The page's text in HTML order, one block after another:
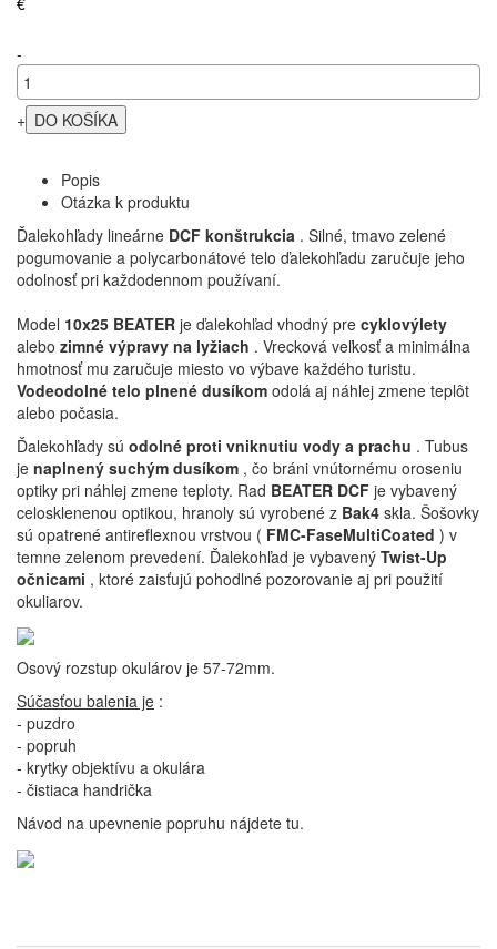
-
+
Popis
Otázka k produktu
Ďalekohľady lineárne DCF konštrukcia . Silné, tmavo zelené
pogumovanie a polycarbonátové telo ďalekohľadu zaručuje jeho
odolnosť pri každodennom používaní.
Model 10x25 BEATER je ďalekohľad vhodný pre cyklovýlety
alebo zimné výpravy na lyžiach . Vrecková veľkosť a minimálna
hmotnosť mu zaručuje miesto vo výbave každého turistu.
Vodeodolné telo plnené dusíkom odolá aj náhlej zmene teplôt
alebo počasia.
Ďalekohľady sú odolné proti vniknutiu vody a prachu . Tubus
je naplnený suchým dusíkom , čo bráni vnútornému oroseniu
optiky pri náhlej zmene teploty. Rad BEATER DCF je vybavený
celosklenenou optikou, hranoly sú vyrobené z Bak4 skla. Šošovky
sú opatrené antireflexnou vrstvou ( FMC-FaseMultiCoated ) v
temne zelenom prevedení. Ďalekohľad je vybavený Twist-Up
očnicami , ktoré zaisťujú pohodlné pozorovanie aj pri použití
okuliarov.
Osový rozstup okulárov je 57-72mm.
Súčasťou balenia je :
- puzdro
- popruh
- krytky objektívu a okulára
- čistiaca handrička
Návod na upevnenie popruhu nájdete tu.